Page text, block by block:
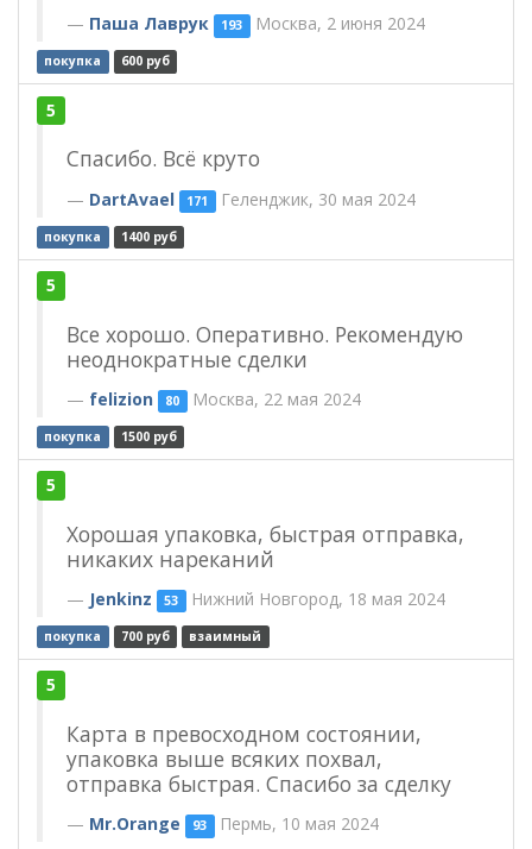
Паша Лаврук 193 Москва, 2 июня 2024
покупка 600 руб
5
Спасибо. Всё круто
DartAvael 171 Геленджик, 30 мая 2024
покупка 1400 руб
5
Все хорошо. Оперативно. Рекомендую
неоднократные сделки
felizion 80 Москва, 22 мая 2024
покупка 1500 руб
5
Хорошая упаковка, быстрая отправка,
никаких нареканий
Jenkinz 53 Нижний Новгород, 18 мая 2024
покупка 700 руб взаимный
5
Карта в превосходном состоянии,
упаковка выше всяких похвал,
отправка быстрая. Спасибо за сделку
Mr.Orange 93 Пермь, 10 мая 2024